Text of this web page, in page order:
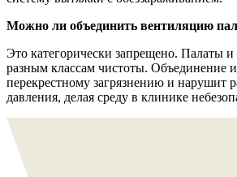
Можно ли объединить вентиляцию
Это категорически запрещено. Палаты и
разным классам чистоты. Объединение
перекрестному загрязнению и нарушит
давления, делая среду в клинике